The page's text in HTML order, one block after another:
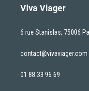
Viva Viager
6 rue Stanislas, 75006
contact@vivaviager.com
01 88 33 96 69